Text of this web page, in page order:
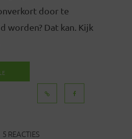
door te
worden? Dat kan. Kijk
5 REACTIES